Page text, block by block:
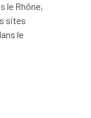
le Rhône,
sites
le